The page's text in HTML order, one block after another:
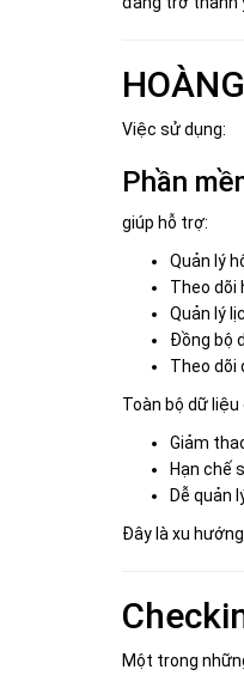
Việc sử dụng:
Phần
giúp hỗ trợ:
Quản lý
Theo dõi
Quản lý
Đồng bộ
Theo dõi
Toàn bộ dữ
Giảm
Hạn chế
Dễ quản
Đây là xu
Một trong